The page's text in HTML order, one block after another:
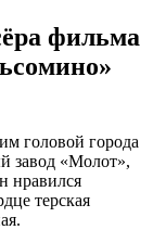
фильма
головой города
завод «Молот»,
нравился
терская